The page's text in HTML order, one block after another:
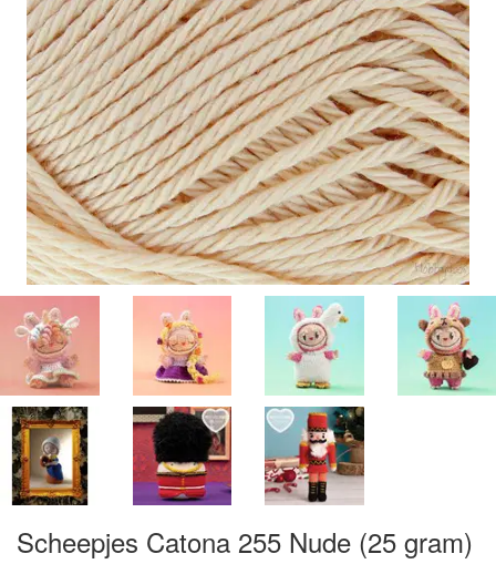
Scheepjes Catona 255 Nude (25 gram)